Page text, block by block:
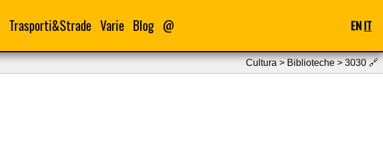
Trasporti&Strade Varie Blog @ ENIT
Cultura > Biblioteche > 3030 🔗